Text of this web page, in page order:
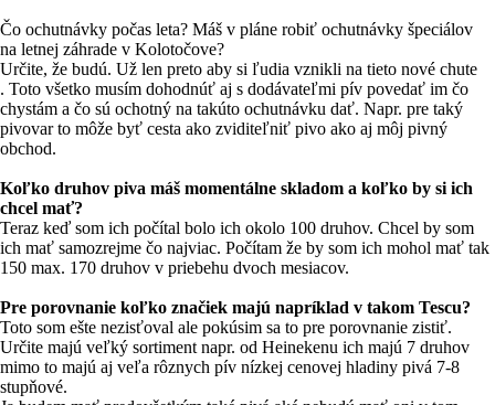
Čo ochutnávky počas leta? Máš v pláne robiť ochutnávky špeciálov
na letnej záhrade v Kolotočove?
Určite, že budú. Už len preto aby si ľudia vznikli na tieto nové chute
. Toto všetko musím dohodnúť aj s dodávateľmi pív povedať im čo
chystám a čo sú ochotný na takúto ochutnávku dať. Napr. pre taký
pivovar to môže byť cesta ako zviditeľniť pivo ako aj môj pivný
obchod.
Koľko druhov piva máš momentálne skladom a koľko by si ich
chcel mať?
Teraz keď som ich počítal bolo ich okolo 100 druhov. Chcel by som
ich mať samozrejme čo najviac. Počítam že by som ich mohol mať tak
150 max. 170 druhov v priebehu dvoch mesiacov.
Pre porovnanie koľko značiek majú napríklad v takom Tescu?
Toto som ešte nezisťoval ale pokúsim sa to pre porovnanie zistiť.
Určite majú veľký sortiment napr. od Heinekenu ich majú 7 druhov
mimo to majú aj veľa rôznych pív nízkej cenovej hladiny pivá 7-8
stupňové.